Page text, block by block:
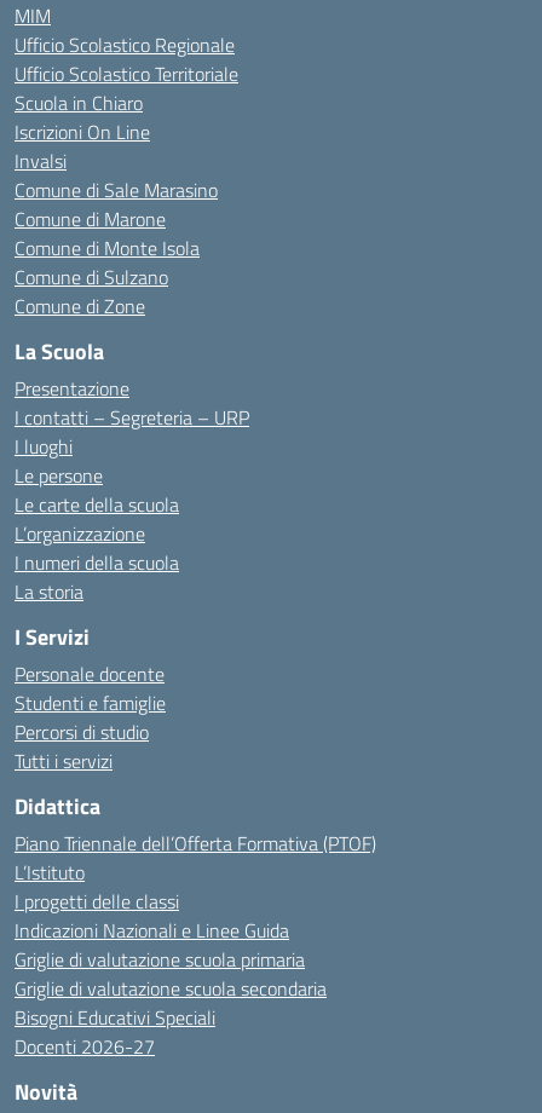
MIM
Ufficio Scolastico Regionale
Ufficio Scolastico Territoriale
Scuola in Chiaro
Iscrizioni On Line
Invalsi
Comune di Sale Marasino
Comune di Marone
Comune di Monte Isola
Comune di Sulzano
Comune di Zone
La Scuola
Presentazione
I contatti – Segreteria – URP
I luoghi
Le persone
Le carte della scuola
L’organizzazione
I numeri della scuola
La storia
I Servizi
Personale docente
Studenti e famiglie
Percorsi di studio
Tutti i servizi
Didattica
Piano Triennale dell’Offerta Formativa (PTOF)
L’Istituto
I progetti delle classi
Indicazioni Nazionali e Linee Guida
Griglie di valutazione scuola primaria
Griglie di valutazione scuola secondaria
Bisogni Educativi Speciali
Docenti 2026-27
Novità